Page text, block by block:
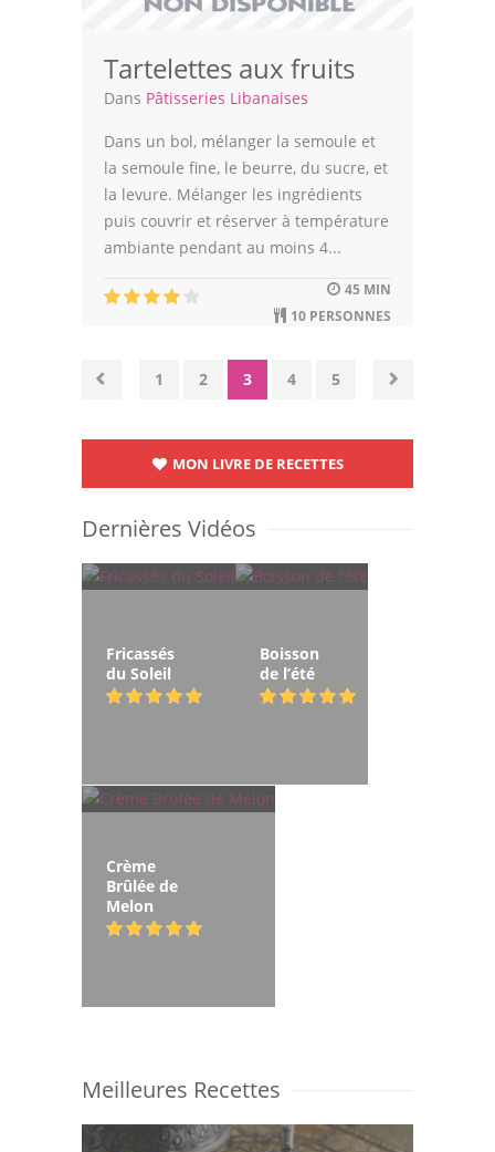
Tartelettes aux fruits
Dans Pâtisseries Libanaises
Dans un bol, mélanger la semoule et
la semoule fine, le beurre, du sucre, et
la levure. Mélanger les ingrédients
puis couvrir et réserver à température
ambiante pendant au moins 4...
45 MIN
10 PERSONNES
1 2 3 4 5
MON LIVRE DE RECETTES
Dernières Vidéos
Fricassés
du Soleil
Boisson
de l’été
Crème
Brûlée de
Melon
Meilleures Recettes